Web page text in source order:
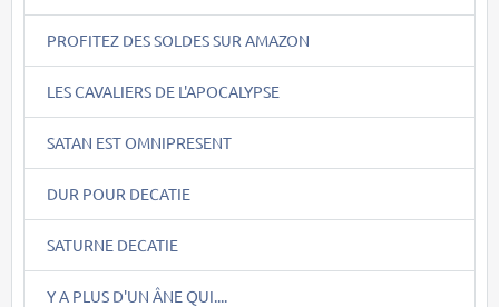
PROFITEZ DES SOLDES SUR AMAZON
LES CAVALIERS DE L'APOCALYPSE
SATAN EST OMNIPRESENT
DUR POUR DECATIE
SATURNE DECATIE
Y A PLUS D'UN ÂNE QUI....